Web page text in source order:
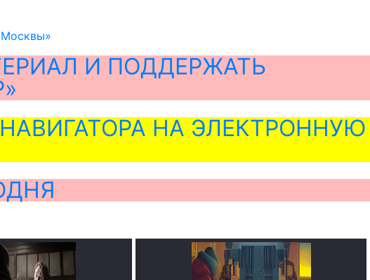
Москвы»
И ПОДДЕРЖАТЬ
НА ЭЛЕКТРОННУЮ